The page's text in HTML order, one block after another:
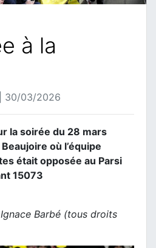
à la
30/03/2026
la soirée du 28 mars
où l’équipe
était opposée au Parsi
15073
Barbé (tous droits